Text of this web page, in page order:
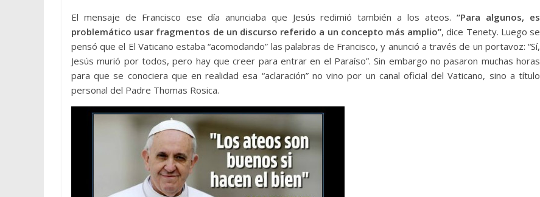
El mensaje de Francisco ese día anunciaba que Jesús redimió también a los ateos.“Para algunos, es
problemático usar fragmentos de un discurso referido a un concepto más amplio”, dice Tenety. Luego se
pensó que el El Vaticano estaba “acomodando” las palabras de Francisco, y anunció a través de un portavoz: “Sí,
Jesús murió por todos, pero hay que creer para entrar en el Paraíso”. Sin embargo no pasaron muchas horas
para que se conociera que en realidad esa “aclaración” no vino por un canal oficial del Vaticano, sino a título
personal del Padre Thomas Rosica.